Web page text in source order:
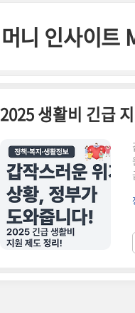
머니 인사이트
2025 생활비 긴급